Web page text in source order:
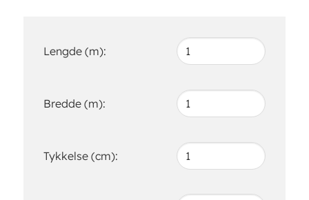
Lengde (m):
Bredde (m):
Tykkelse (cm):